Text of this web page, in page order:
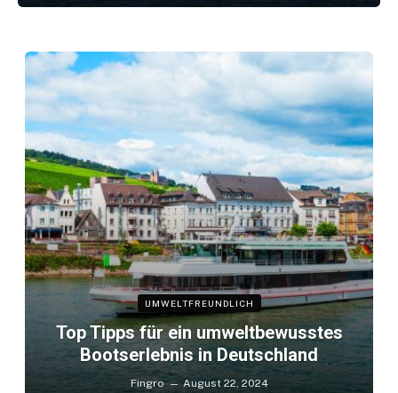
UMWELTFREUNDLICH
Top Tipps für ein umweltbewusstes
Bootserlebnis in Deutschland
Fingro August 22, 2024